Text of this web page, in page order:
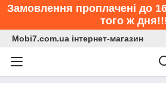
Замовлення проплачені до
того ж
Mobi7.com.ua інтернет-магазин